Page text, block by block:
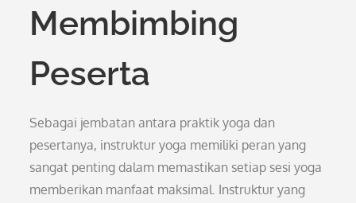
Membimbing
Peserta
Sebagai jembatan antara praktik yoga dan
pesertanya, instruktur yoga memiliki peran yang
sangat penting dalam memastikan setiap sesi yoga
memberikan manfaat maksimal. Instruktur yang